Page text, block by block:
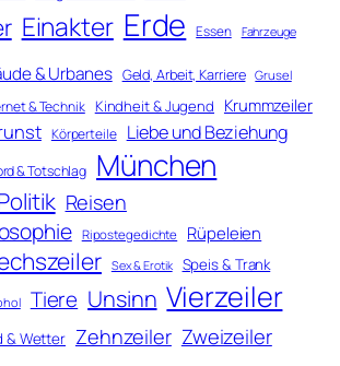
Einakter Erde Essen Fahrzeuge
& Urbanes Geld, Arbeit, Karriere Grusel
& Technik Kindheit & Jugend Krummzeiler
Körperteile Liebe und Beziehung
& Totschlag München
Reisen
Ripostegedichte Rüpeleien
Sex & Erotik Speis & Trank
Tiere Unsinn Vierzeiler
& Wetter Zehnzeiler Zweizeiler